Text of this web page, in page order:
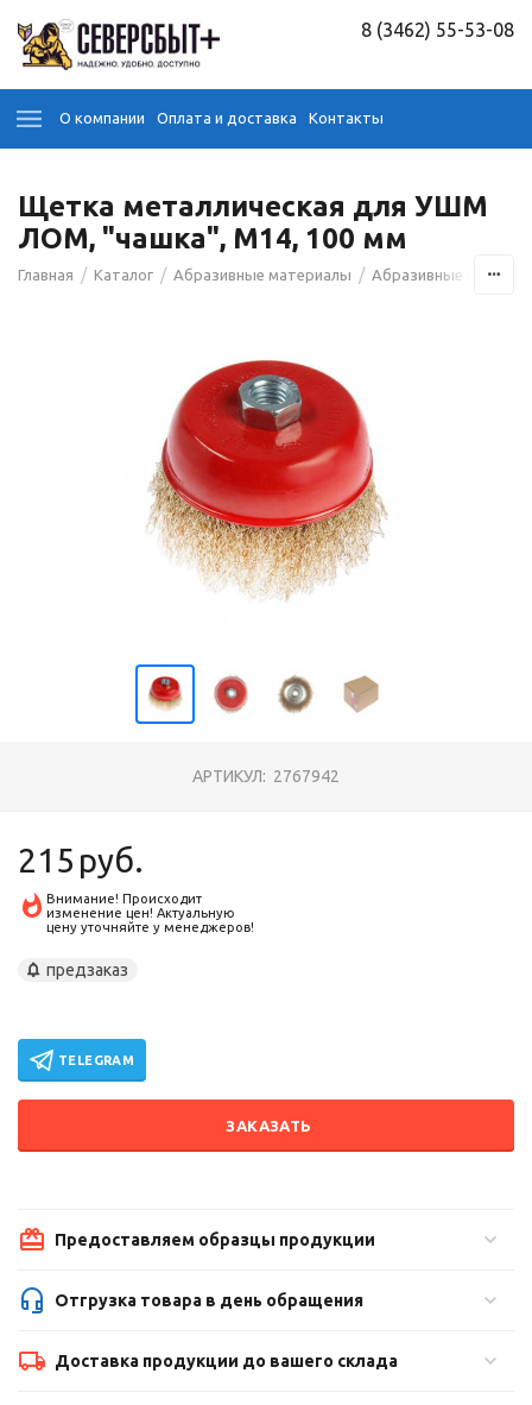
8 (3462) 55-53-08
О компании Оплата и доставка Контакты
Щетка металлическая для УШМ
ЛОМ, "чашка", М14, 100 мм
Главная / Каталог / Абразивные материалы / Абразивные щётки
АРТИКУЛ: 2767942
215 руб.
Внимание! Происходит
изменение цен! Актуальную
цену уточняйте у менеджеров!
предзаказ
TELEGRAM
ЗАКАЗАТЬ
Предоставляем образцы продукции
Отгрузка товара в день обращения
Доставка продукции до вашего склада